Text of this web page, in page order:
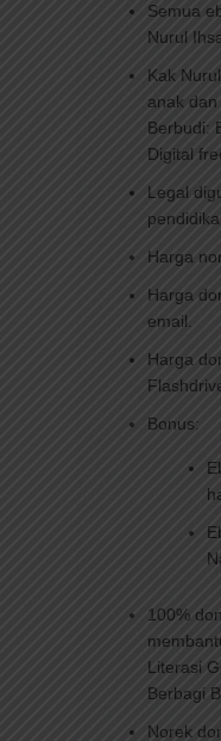
Semua
Nurul
Kak
anak
Berbudi:
Digital
Legal
Harga
Harga
email.
Harga
Bonus:
100%
Literasi
Berbagi
Norek